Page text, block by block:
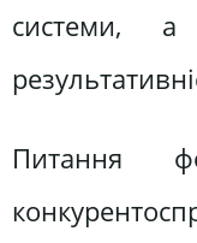
системи, а
Питання